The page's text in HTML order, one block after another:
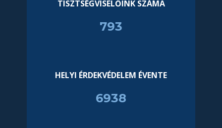
TISZTSÉGVISELŐINK SZÁMA
799
HELYI ÉRDEKVÉDELEM ÉVENTE
6993